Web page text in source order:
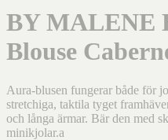
BY MALENE
Blouse
Aura-blusen fungerar både för
stretchiga, taktila tyget
och långa ärmar. Bär den med
minikjolar.a